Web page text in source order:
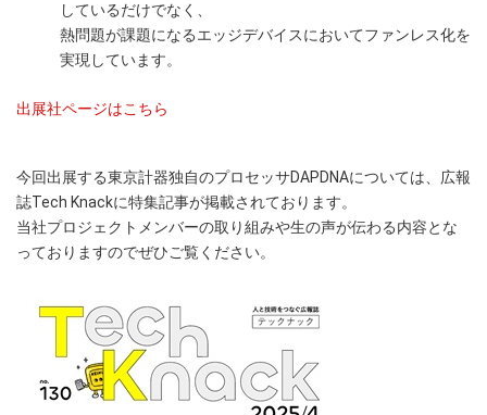
しているだけでなく、
熱問題が課題になるエッジデバイスにおいてファンレス化を
実現しています。
出展社ページはこちら
今回出展する東京計器独自のプロセッサDAPDNAについては、広報
誌Tech Knackに特集記事が掲載されております。
当社プロジェクトメンバーの取り組みや生の声が伝わる内容とな
っておりますのでぜひご覧ください。